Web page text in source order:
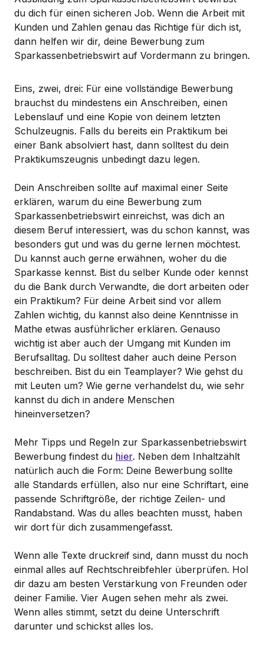
du dich für einen sicheren Job. Wenn die Arbeit mit
Kunden und Zahlen genau das Richtige für dich ist,
dann helfen wir dir, deine Bewerbung zum
Sparkassenbetriebswirt auf Vordermann zu bringen.
Eins, zwei, drei: Für eine vollständige Bewerbung
brauchst du mindestens ein Anschreiben, einen
Lebenslauf und eine Kopie von deinem letzten
Schulzeugnis. Falls du bereits ein Praktikum bei
einer Bank absolviert hast, dann solltest du dein
Praktikumszeugnis unbedingt dazu legen.
Dein Anschreiben sollte auf maximal einer Seite
erklären, warum du eine Bewerbung zum
Sparkassenbetriebswirt einreichst, was dich an
diesem Beruf interessiert, was du schon kannst, was
besonders gut und was du gerne lernen möchtest.
Du kannst auch gerne erwähnen, woher du die
Sparkasse kennst. Bist du selber Kunde oder kennst
du die Bank durch Verwandte, die dort arbeiten oder
ein Praktikum? Für deine Arbeit sind vor allem
Zahlen wichtig, du kannst also deine Kenntnisse in
Mathe etwas ausführlicher erklären. Genauso
wichtig ist aber auch der Umgang mit Kunden im
Berufsalltag. Du solltest daher auch deine Person
beschreiben. Bist du ein Teamplayer? Wie gehst du
mit Leuten um? Wie gerne verhandelst du, wie sehr
kannst du dich in andere Menschen
hineinversetzen?
Mehr Tipps und Regeln zur Sparkassenbetriebswirt
Bewerbung findest du hier. Neben dem Inhaltzählt
natürlich auch die Form: Deine Bewerbung sollte
alle Standards erfüllen, also nur eine Schriftart, eine
passende Schriftgröße, der richtige Zeilen- und
Randabstand. Was du alles beachten musst, haben
wir dort für dich zusammengefasst.
Wenn alle Texte druckreif sind, dann musst du noch
einmal alles auf Rechtschreibfehler überprüfen. Hol
dir dazu am besten Verstärkung von Freunden oder
deiner Familie. Vier Augen sehen mehr als zwei.
Wenn alles stimmt, setzt du deine Unterschrift
darunter und schickst alles los.